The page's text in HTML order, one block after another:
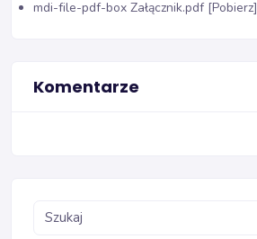
mdi-file-pdf-box Załącznik.pdf [Pobierz]
Komentarze